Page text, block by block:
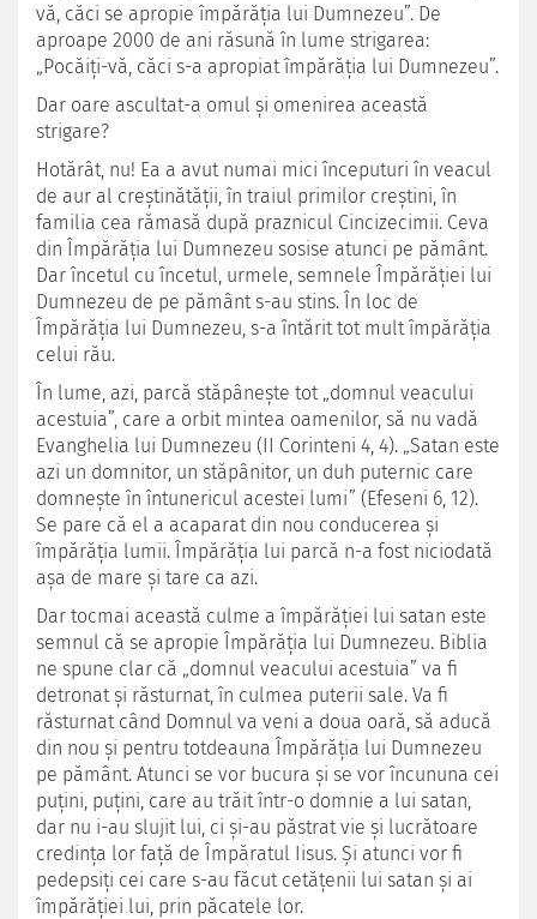
vă, căci se apropie împărăţia lui Dumnezeu”. De
aproape 2000 de ani răsună în lume strigarea:
„Pocăiţi-vă, căci s-a apropiat împărăția lui Dumnezeu”.
Dar oare ascultat-a omul şi omenirea această
strigare?
Hotărât, nu! Ea a avut numai mici începuturi în veacul
de aur al creştinătăţii, în traiul primilor creştini, în
familia cea rămasă după praznicul Cincizecimii. Ceva
din Împărăţia lui Dumnezeu sosise atunci pe pământ.
Dar încetul cu încetul, urmele, semnele Împărăției lui
Dumnezeu de pe pământ s-au stins. În loc de
Împărăţia lui Dumnezeu, s-a întărit tot mult împărăția
celui rău.
În lume, azi, parcă stăpâneşte tot „domnul veacului
acestuia”, care a orbit mintea oamenilor, să nu vadă
Evanghelia lui Dumnezeu (II Corinteni 4, 4). „Satan este
azi un domnitor, un stăpânitor, un duh puternic care
domneşte în întunericul acestei lumi” (Efeseni 6, 12).
Se pare că el a acaparat din nou conducerea şi
împărăţia lumii. Împărăţia lui parcă n-a fost niciodată
aşa de mare şi tare ca azi.
Dar tocmai această culme a împărăției lui satan este
semnul că se apropie Împărăţia lui Dumnezeu. Biblia
ne spune clar că „domnul veacului acestuia” va fi
detronat şi răsturnat, în culmea puterii sale. Va fi
răsturnat când Domnul va veni a doua oară, să aducă
din nou şi pentru totdeauna Împărăţia lui Dumnezeu
pe pământ. Atunci se vor bucura şi se vor încununa cei
puțini, puţini, care au trăit într-o domnie a lui satan,
dar nu i-au slujit lui, ci şi-au păstrat vie şi lucrătoare
credinţa lor față de Împăratul Iisus. Şi atunci vor fi
pedepsiţi cei care s-au făcut cetăţenii lui satan şi ai
împărăției lui, prin păcatele lor.